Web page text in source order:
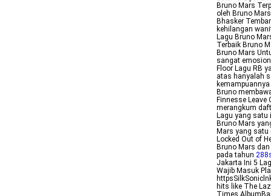
Bruno Mars
oleh Bruno
Bhasker
kehilangan
Lagu Bruno
Terbaik Bruno
Bruno Mars
sangat
Floor Lagu RB
atas hanyalah
Bruno
Finnesse
merangkum
Lagu yang
Bruno Mars
Mars yang satu
Locked Out of
Bruno Mars
pada tahun
Jakarta Ini 5
Wajib Masuk
hits like The